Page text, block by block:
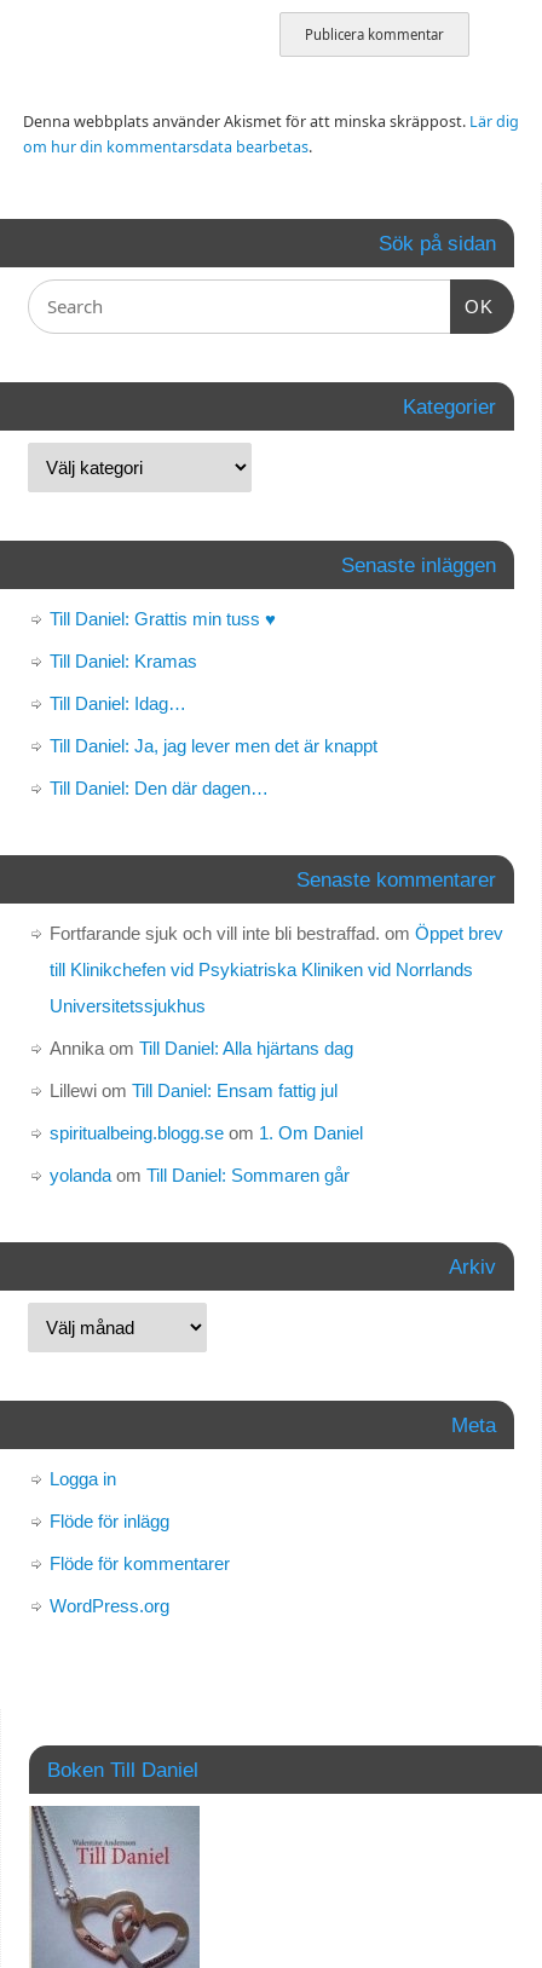
Denna webbplats använder Akismet för att minska skräppost. Lär dig
om hur din kommentarsdata bearbetas.
Sök på sidan
OK
Kategorier
Senaste inläggen
Till Daniel: Grattis min tuss ♥
Till Daniel: Kramas
Till Daniel: Idag…
Till Daniel: Ja, jag lever men det är knappt
Till Daniel: Den där dagen…
Senaste kommentarer
Fortfarande sjuk och vill inte bli bestraffad. om Öppet brev
till Klinikchefen vid Psykiatriska Kliniken vid Norrlands
Universitetssjukhus
Annikaom Till Daniel: Alla hjärtans dag
Lillewiom Till Daniel: Ensam fattig jul
spiritualbeing.blogg.seom 1. Om Daniel
yolandaom Till Daniel: Sommaren går
Arkiv
Meta
Logga in
Flöde för inlägg
Flöde för kommentarer
WordPress.org
Boken Till Daniel